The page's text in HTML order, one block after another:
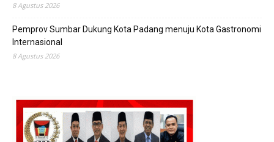
8 Agustus 2026
Pemprov Sumbar Dukung Kota Padang menuju Kota Gastronomi
Internasional
8 Agustus 2026